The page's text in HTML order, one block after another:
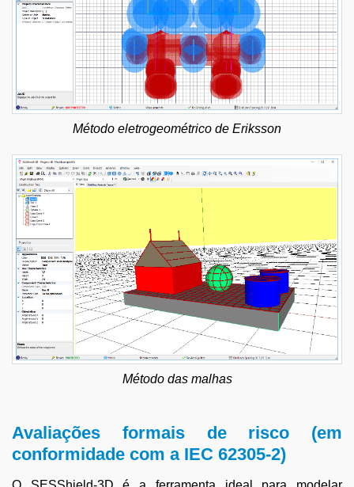
Método eletrogeométrico de Eriksson
Método das malhas
Avaliações formais de risco (em
conformidade com a IEC 62305-2)